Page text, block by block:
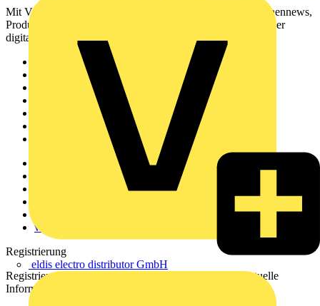
eldis electro distributor GmbH
Mit Voltimum erhalten Elektrofachkräfte Zugang zu Branchennews,
Produktinformationen, Schulungen und Tools – alles auf einer
digitalen Plattform und Community.
voltimum.com
Registrierung
Registrieren Sie sich kostenlos und erhalten Sie stets aktuelle
Informationen aus der Elektroindustrie.